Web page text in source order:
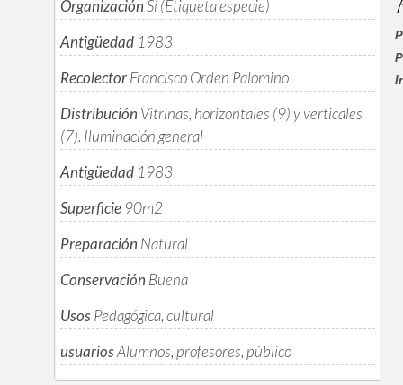
OrganizaciónSí (Etiqueta especie)
Antigüedad 1983
RecolectorFrancisco Orden Palomino
Distribución Vitrinas, horizontales (9) y verticales
(7). Iluminación general
Antigüedad 1983
Superficie 90m2
Preparación Natural
Conservación Buena
UsosPedagógica, cultural
usuariosAlumnos, profesores, público